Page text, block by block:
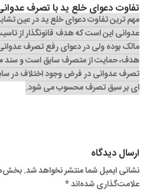
تفاوت دعوای خلع ید با تصرف
مهم ترین تفاوت دعوای خلع ید در عین
عدوانی این است که هدف قانونگذار از
مالک بوده ولی در دعوای رفع تصرف
هدف، حمایت از متصرف سابق است و سند
تصرف عدوانی در فرض وجود اختلاف در
ای بر سبق تصرف محسوب می شود.
ارسال دیدگاه
نشانی ایمیل شما منتشر نخواهد شد.
علامت‌گذاری شده‌اند*